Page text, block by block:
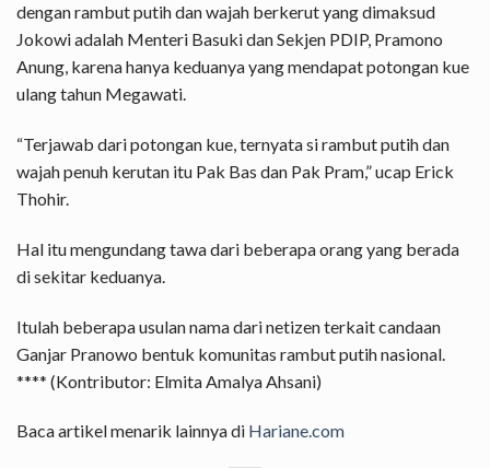
dengan rambut putih dan wajah berkerut yang dimaksud
Jokowi adalah Menteri Basuki dan Sekjen PDIP, Pramono
Anung, karena hanya keduanya yang mendapat potongan kue
ulang tahun Megawati.
“Terjawab dari potongan kue, ternyata si rambut putih dan
wajah penuh kerutan itu Pak Bas dan Pak Pram,” ucap Erick
Thohir.
Hal itu mengundang tawa dari beberapa orang yang berada
di sekitar keduanya.
Itulah beberapa usulan nama dari netizen terkait candaan
Ganjar Pranowo bentuk komunitas rambut putih nasional.
**** (Kontributor: Elmita Amalya Ahsani)
Baca artikel menarik lainnya di Hariane.com